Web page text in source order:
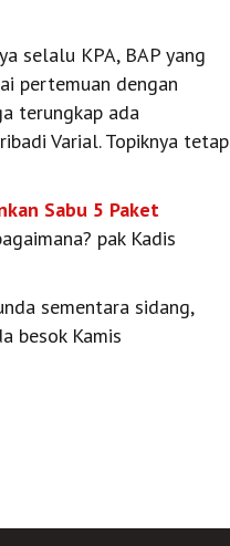
selalu KPA, BAP yang
pertemuan dengan
terungkap ada
Varial. Topiknya tetap
Sabu 5 Paket
pak Kadis
sementara sidang,
besok Kamis